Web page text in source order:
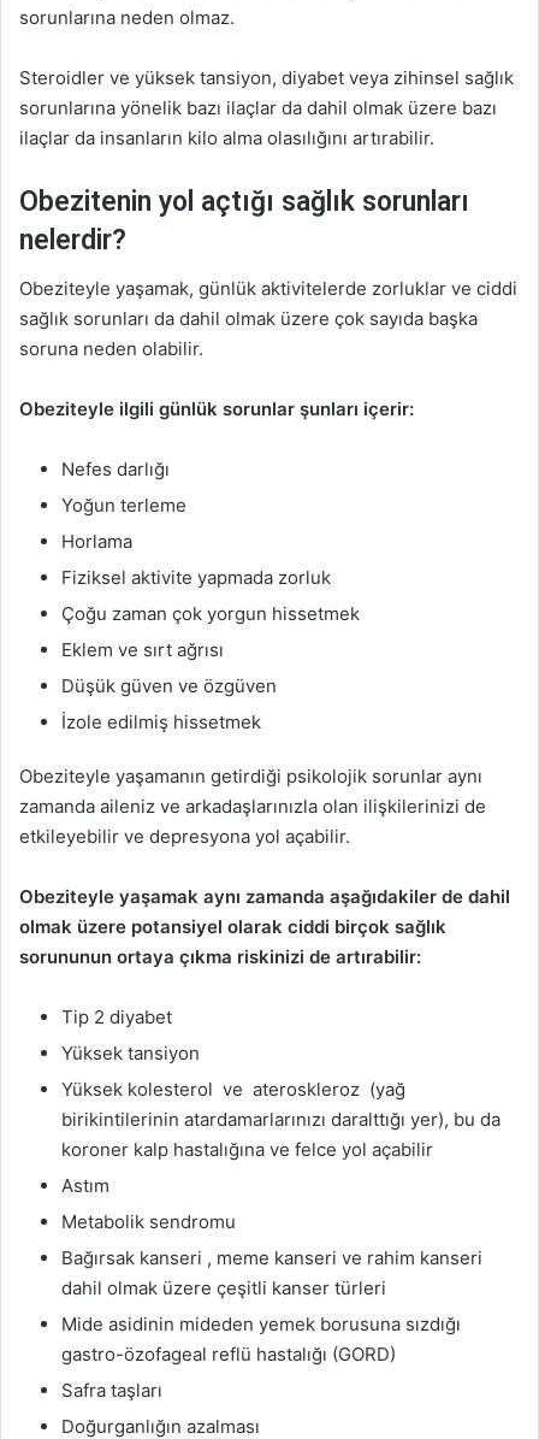
sorunlarına neden olmaz.
Steroidler ve yüksek tansiyon, diyabet veya zihinsel sağlık
sorunlarına yönelik bazı ilaçlar da dahil olmak üzere bazı
ilaçlar da insanların kilo alma olasılığını artırabilir.
Obezitenin yol açtığı sağlık sorunları
nelerdir?
Obeziteyle yaşamak, günlük aktivitelerde zorluklar ve ciddi
sağlık sorunları da dahil olmak üzere çok sayıda başka
soruna neden olabilir.
Obeziteyle ilgili günlük sorunlar şunları içerir:
Nefes darlığı
Yoğun terleme
Horlama
Fiziksel aktivite yapmada zorluk
Çoğu zaman çok yorgun hissetmek
Eklem ve sırt ağrısı
Düşük güven ve özgüven
İzole edilmiş hissetmek
Obeziteyle yaşamanın getirdiği psikolojik sorunlar aynı
zamanda aileniz ve arkadaşlarınızla olan ilişkilerinizi de
etkileyebilir ve depresyona yol açabilir.
Obeziteyle yaşamak aynı zamanda aşağıdakiler de dahil
olmak üzere potansiyel olarak ciddi birçok sağlık
sorununun ortaya çıkma riskinizi de artırabilir:
Tip 2 diyabet
Yüksek tansiyon
Yüksek kolesterol ve ateroskleroz (yağ
birikintilerinin atardamarlarınızı daralttığı yer), bu da
koroner kalp hastalığına ve felce yol açabilir
Astım
Metabolik sendromu
Bağırsak kanseri , meme kanseri ve rahim kanseri
dahil olmak üzere çeşitli kanser türleri
Mide asidinin mideden yemek borusuna sızdığı
gastro-özofageal reflü hastalığı (GORD)
Safra taşları
Doğurganlığın azalması